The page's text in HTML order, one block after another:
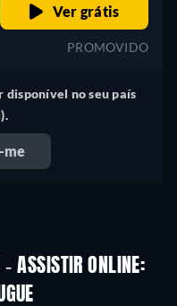
Ver grátis
PROMOVIDO
disponível no seu país
me
- ASSISTIR ONLINE: